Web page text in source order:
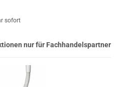
sofort
nur für Fachhandelspartner